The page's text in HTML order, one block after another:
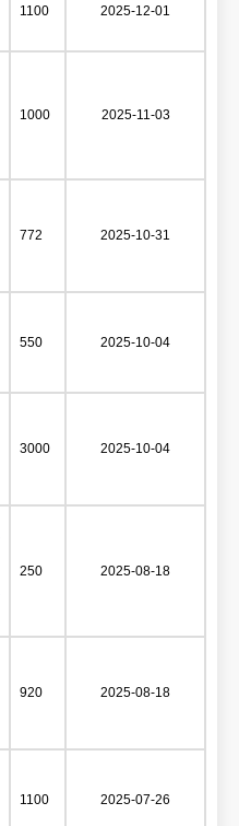
1100 2025-12-01
1000 2025-11-03
772 2025-10-31
550 2025-10-04
3000 2025-10-04
250 2025-08-18
920 2025-08-18
1100 2025-07-26